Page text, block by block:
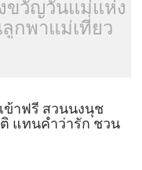
ขวัญวันแม่แห่ง
กพาแม่เที่ยว
ข้าฟรี สวนนงนุช
แทนคำว่ารัก ชวน